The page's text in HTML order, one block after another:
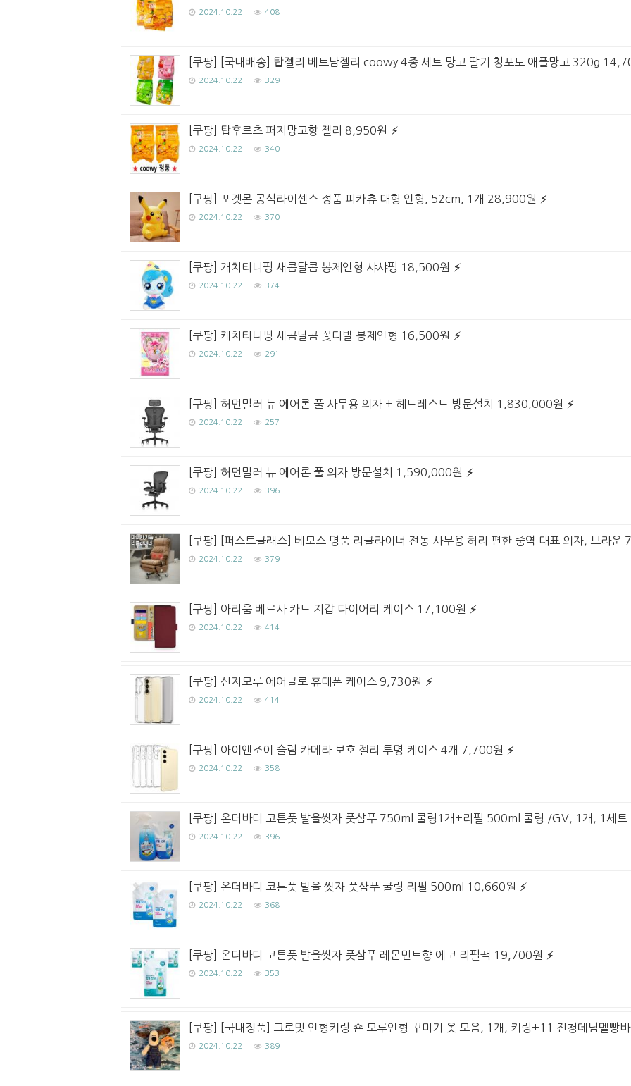
2024.10.22 408
[쿠팡] [국내배송] 탑젤리 베트남젤리 coowy 4종 세트 망고 딸기 청포도 애플망고 320g
2024.10.22 329
[쿠팡] 탑후르츠 퍼지망고향 젤리 8,950원
2024.10.22 340
[쿠팡] 포켓몬 공식라이센스 정품 피카츄 대형 인형, 52cm, 1개 28,900원
2024.10.22 370
[쿠팡] 캐치티니핑 새콤달콤 봉제인형 샤샤핑 18,500원
2024.10.22 374
[쿠팡] 캐치티니핑 새콤달콤 꽃다발 봉제인형 16,500원
2024.10.22 291
[쿠팡] 허먼밀러 뉴 에어론 풀 사무용 의자 + 헤드레스트 방문설치 1,830,000원
2024.10.22 257
[쿠팡] 허먼밀러 뉴 에어론 풀 의자 방문설치 1,590,000원
2024.10.22 396
[쿠팡] [퍼스트클래스] 베모스 명품 리클라이너 전동 사무용 허리 편한 중역 대표 의자, 브라
2024.10.22 379
[쿠팡] 아리움 베르사 카드 지갑 다이어리 케이스 17,100원
2024.10.22 414
[쿠팡] 신지모루 에어클로 휴대폰 케이스 9,730원
2024.10.22 414
[쿠팡] 아이엔조이 슬림 카메라 보호 젤리 투명 케이스 4개 7,700원
2024.10.22 358
[쿠팡] 온더바디 코튼풋 발을씻자 풋샴푸 750ml 쿨링1개+리필 500ml 쿨링 /GV, 1개, 1세
2024.10.22 396
[쿠팡] 온더바디 코튼풋 발을 씻자 풋샴푸 쿨링 리필 500ml 10,660원
2024.10.22 368
[쿠팡] 온더바디 코튼풋 발을씻자 풋샴푸 레몬민트향 에코 리필팩 19,700원
2024.10.22 353
[쿠팡] [국내정품] 그로밋 인형키링 숀 모루인형 꾸미기 옷 모음, 1개, 키링+11 진청데님멜빵
2024.10.22 389